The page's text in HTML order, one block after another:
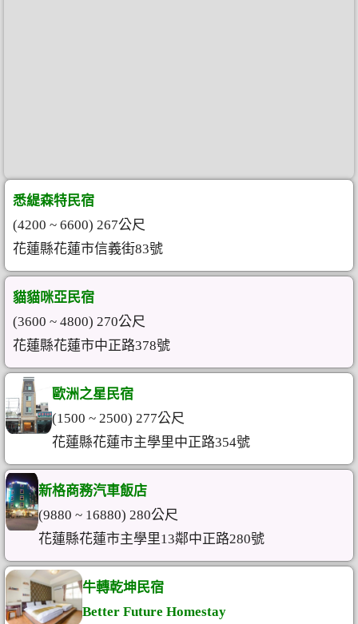
悉緹森特民宿
(4200 ~ 6600) 267公尺
花蓮縣花蓮市信義街83號
貓貓咪亞民宿
(3600 ~ 4800) 270公尺
花蓮縣花蓮市中正路378號
歐洲之星民宿
(1500 ~ 2500) 277公尺
花蓮縣花蓮市主學里中正路354號
新格商務汽車飯店
(9880 ~ 16880) 280公尺
花蓮縣花蓮市主學里13鄰中正路280號
牛轉乾坤民宿
Better Future Homestay